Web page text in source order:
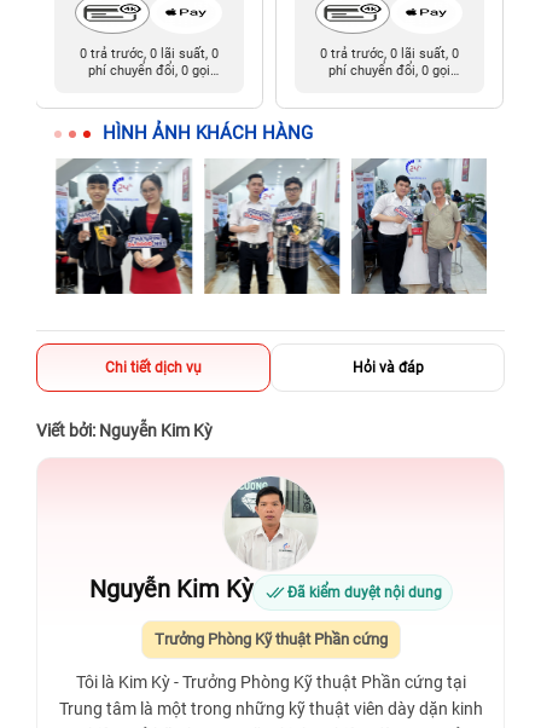
0 trả trước, 0 lãi suất, 0
phí chuyển đổi, 0 gọi
0 trả trước, 0 lãi suất, 0
phí chuyển đổi, 0 gọi
HÌNH ẢNH KHÁCH HÀNG
Chi tiết dịch vụ Hỏi và đáp
Viết bởi: Nguyễn Kim Kỳ
Nguyễn Kim Kỳ Đã kiểm duyệt nội dung
Trưởng Phòng Kỹ thuật Phần cứng
Tôi là Kim Kỳ - Trưởng Phòng Kỹ thuật Phần cứng tại
Trung tâm là một trong những kỹ thuật viên dày dặn kinh